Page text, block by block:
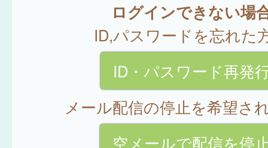
ログインできない場
ID,パスワードを忘れた
ID・パスワード再発
メール配信の停止を希望さ
空メールで配信を停